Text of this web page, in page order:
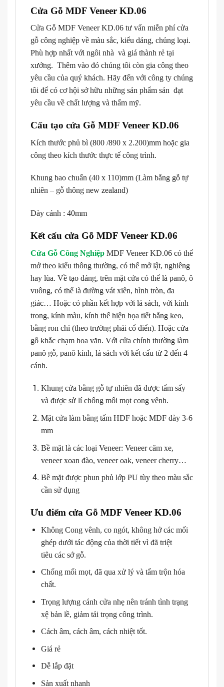
Cửa Gỗ MDF Veneer KD.06
Cửa Gỗ MDF Veneer KD.06 tư vấn miễn phí cửa
gỗ công nghiệp về màu sắc, kiểu dáng, chủng loại.
Phù hợp nhất với ngôi nhà và giá thành rẻ tại
xưởng. Thêm vào đó chúng tôi còn gia công theo
yêu cầu của quý khách. Hãy đến với công ty chúng
tôi để có cơ hội sở hữu những sản phẩm sản đạt
yêu cầu về chất lượng và thẩm mỹ.
Cấu tạo cửa Gỗ MDF Veneer KD.06
Kích thước phủ bì (800 /890 x 2.200)mm hoặc gia
công theo kích thước thực tế công trình.
Khung bao chuẩn (40 x 110)mm (Làm bằng gỗ tự
nhiên – gỗ thông new zealand)
Dày cánh : 40mm
Kết cấu cửa Gỗ MDF Veneer KD.06
Cửa Gỗ Công Nghiệp MDF Veneer KD.06 có thể
mở theo kiểu thông thường, có thể mở lật, nghiêng
hay lùa. Về tạo dáng, trên mặt cửa có thể là panô, ô
vuông, có thể là đường vát xiên, hình tròn, đa
giác… Hoặc có phần kết hợp với lá sách, với kính
trong, kính màu, kính thể hiện họa tiết bằng keo,
bằng ron chì (theo trường phái cổ điển). Hoặc cửa
gỗ khắc chạm hoa văn. Với cửa chính thường làm
panô gỗ, panô kính, lá sách với kết cấu từ 2 đến 4
cánh.
Khung cửa bằng gỗ tự nhiên đã được tẩm sấy
và được sử lí chống mối mọt cong vênh.
Mặt cửa làm bằng tấm HDF hoặc MDF dày 3-6
mm
Bề mặt là các loại Veneer: Veneer căm xe,
veneer xoan đào, veneer oak, veneer cherry…
Bề mặt được phun phủ lớp PU tùy theo màu sắc
cần sử dụng
Ưu điểm cửa Gỗ MDF Veneer KD.06
Không Cong vênh, co ngót, không hở các mối
ghép dưới tác động của thời tiết vì đã triệt
tiêu các sớ gỗ.
Chống mối mọt, đã qua xử lý và tẩm trộn hóa
chất.
Trọng lượng cánh cửa nhẹ nên tránh tình trạng
xệ bản lề, giảm tải trọng công trình.
Cách âm, cách âm, cách nhiệt tốt.
Giá rẻ
Dễ lắp đặt
Sản xuất nhanh